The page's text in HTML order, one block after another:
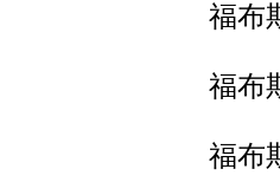
福布
福布
福布